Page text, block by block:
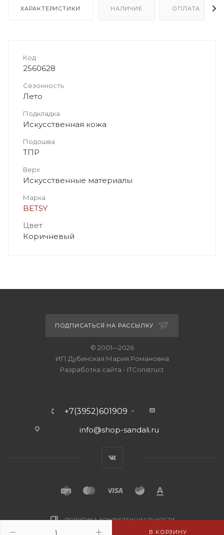
В КОРЗИНУ
ХАРАКТЕРИСТИКИ НАЛИЧИЕ ОПЛАТА
Код
2560628
Сезонность
Лето
Подкладка
Искусственная кожа
Подошва
ТПР
Верх
Искусственные материалы
Марка
BETSY
Цвет
Коричневый
ПОДПИСАТЬСЯ НА РАССЫЛКУ
© 2001—2026
ИП Дубинская Мария Романовна
Разработка сайта - ITConstruct
+7(3952)601909
info@shop-sandali.ru
ПОЛИТИКА КОНФИДЕНЦИАЛЬНОСТИ